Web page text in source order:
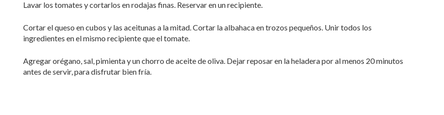
Lavar los tomates y cortarlos en rodajas finas. Reservar en un recipiente.
Cortar el queso en cubos y las aceitunas a la mitad. Cortar la albahaca en trozos pequeños. Unir todos los
ingredientes en el mismo recipiente que el tomate.
Agregar orégano, sal, pimienta y un chorro de aceite de oliva. Dejar reposar en la heladera por al menos 20 minutos
antes de servir, para disfrutar bien fría.